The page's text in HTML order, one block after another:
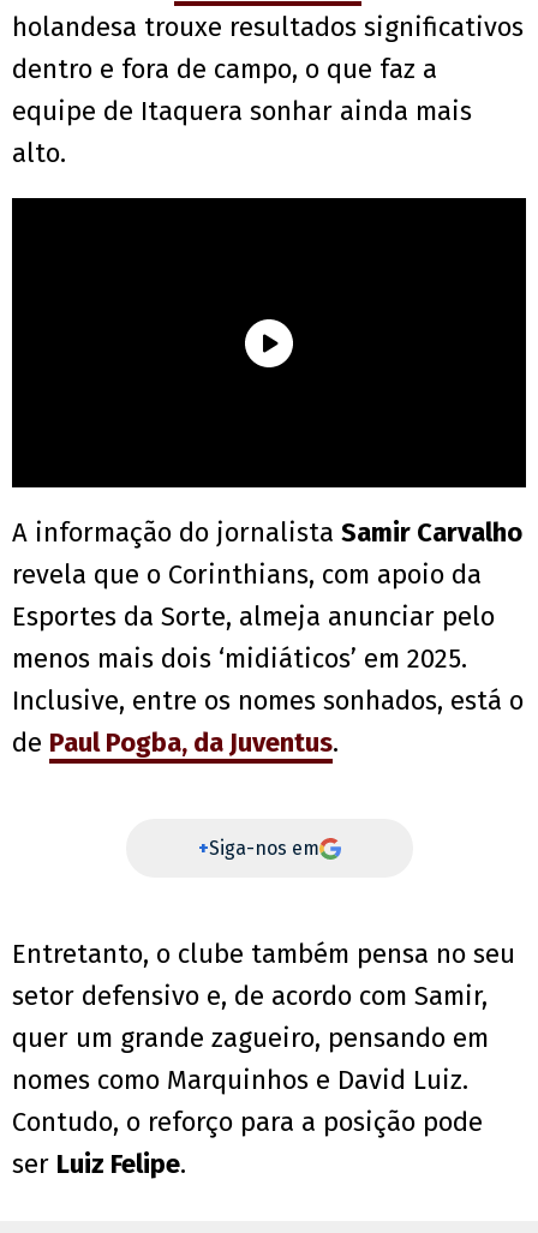
holandesa trouxe resultados significativos
dentro e fora de campo, o que faz a
equipe de Itaquera sonhar ainda mais
alto.
A informação do jornalista Samir Carvalho
revela que o Corinthians, com apoio da
Esportes da Sorte, almeja anunciar pelo
menos mais dois ‘midiáticos’ em 2025.
Inclusive, entre os nomes sonhados, está o
de Paul Pogba, da Juventus.
+Siga-nos em
Entretanto, o clube também pensa no seu
setor defensivo e, de acordo com Samir,
quer um grande zagueiro, pensando em
nomes como Marquinhos e David Luiz.
Contudo, o reforço para a posição pode
ser Luiz Felipe.